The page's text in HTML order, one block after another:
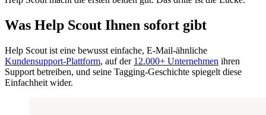
Was Help Scout Ihnen sofort gibt
Help Scout ist eine bewusst einfache, E-Mail-ähnliche
Kundensupport-Plattform, auf der 12.000+ Unternehmen ihren
Support betreiben, und seine Tagging-Geschichte spiegelt diese
Einfachheit wider.